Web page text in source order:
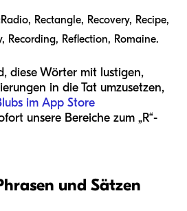
Radio, Rectangle, Recovery, Recipe,
Recording, Reflection, Romaine.
diese Wörter mit lustigen,
in die Tat umzusetzen,
im App Store
unsere Bereiche zum „R“-
und Sätzen